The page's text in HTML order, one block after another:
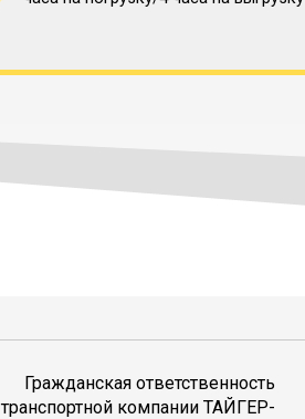
Гражданская ответственность
транспортной компании ТАЙГЕР-